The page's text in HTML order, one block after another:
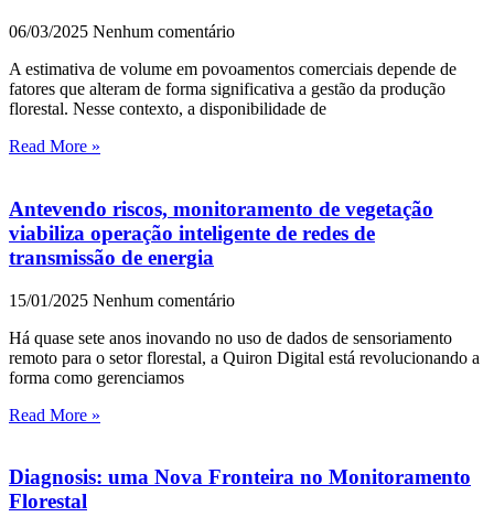
06/03/2025 Nenhum comentário
A estimativa de volume em povoamentos comerciais depende de
fatores que alteram de forma significativa a gestão da produção
florestal. Nesse contexto, a disponibilidade de
Read More »
Antevendo riscos, monitoramento de vegetação
viabiliza operação inteligente de redes de
transmissão de energia
15/01/2025 Nenhum comentário
Há quase sete anos inovando no uso de dados de sensoriamento
remoto para o setor florestal, a Quiron Digital está revolucionando a
forma como gerenciamos
Read More »
Diagnosis: uma Nova Fronteira no Monitoramento
Florestal